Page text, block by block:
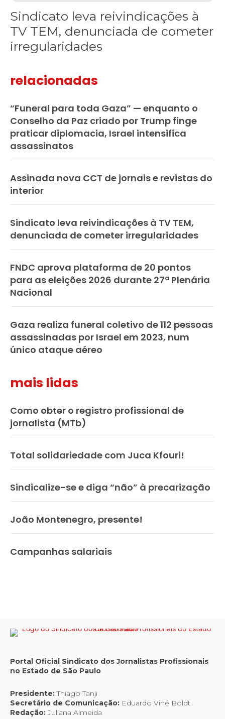
Sindicato leva reivindicações à
TV TEM, denunciada de cometer
irregularidades
relacionadas
“Funeral para toda Gaza” — enquanto o
Conselho da Paz criado por Trump finge
praticar diplomacia, Israel intensifica
assassinatos
Assinada nova CCT de jornais e revistas do
interior
Sindicato leva reivindicações à TV TEM,
denunciada de cometer irregularidades
FNDC aprova plataforma de 20 pontos
para as eleições 2026 durante 27ª Plenária
Nacional
Gaza realiza funeral coletivo de 112 pessoas
assassinadas por Israel em 2023, num
único ataque aéreo
mais lidas
Como obter o registro profissional de
jornalista (MTb)
Total solidariedade com Juca Kfouri!
Sindicalize-se e diga “não” à precarização
João Montenegro, presente!
Campanhas salariais
Portal Oficial Sindicato dos Jornalistas Profissionais
no Estado de São Paulo
Presidente:Thiago Tanji
Secretário de Comunicação: Eduardo Viné Boldt
Redação:Juliana Almeida